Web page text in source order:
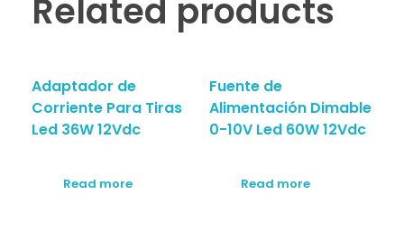
Related products
Adaptador de
Corriente Para Tiras
Led 36W 12Vdc
Read more
Fuente de
Alimentación Dimable
0-10V Led 60W 12Vdc
Read more